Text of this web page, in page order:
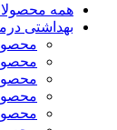
همه
بهداشتی